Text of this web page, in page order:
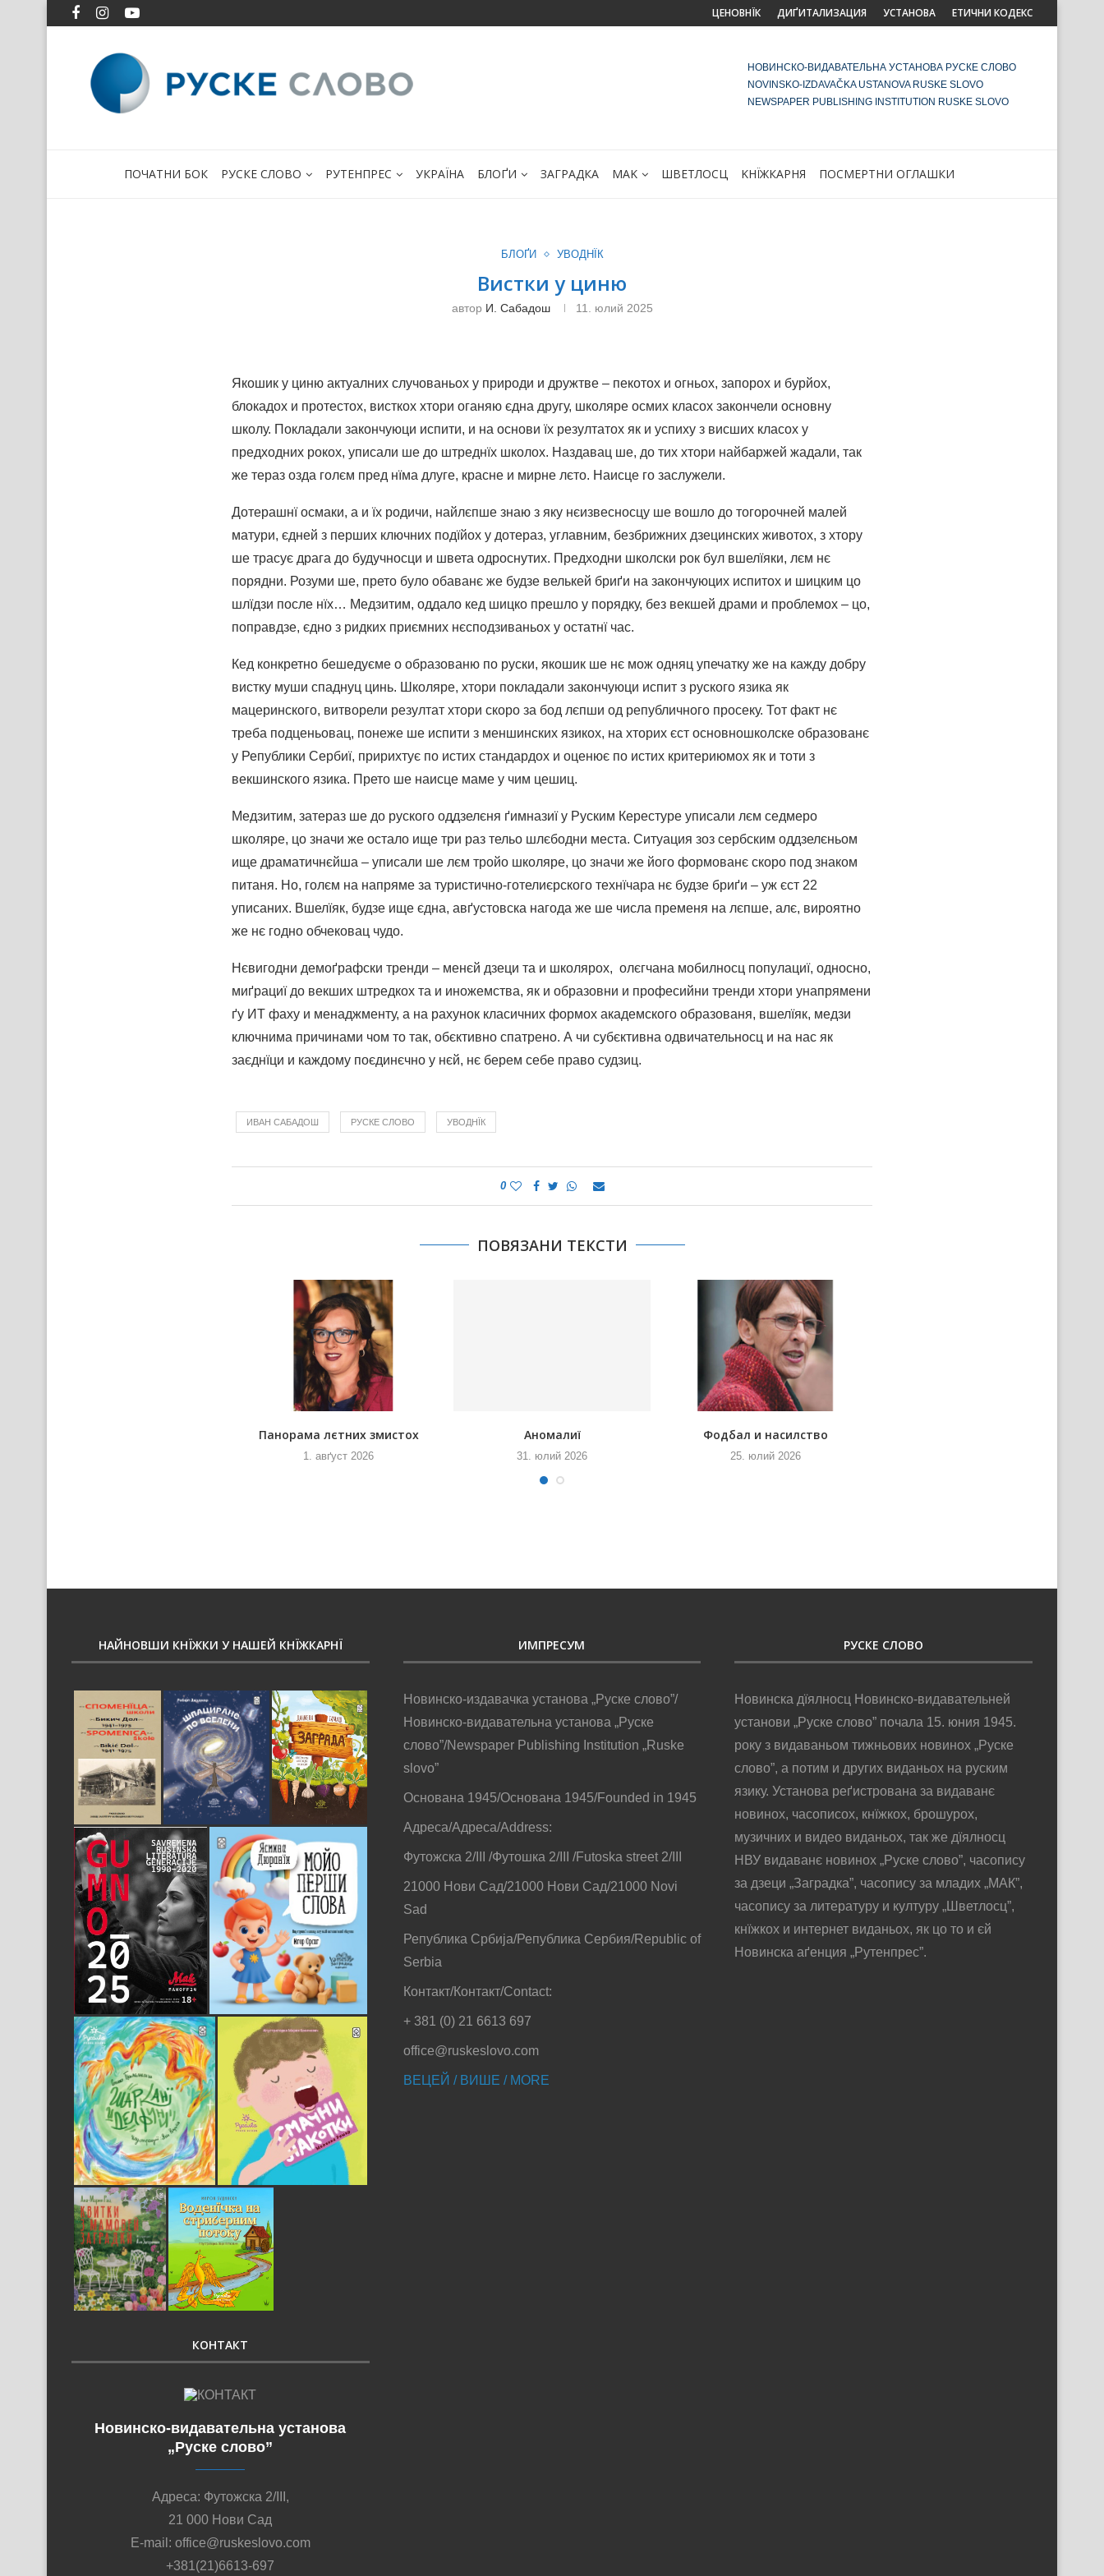
ЦЕНОВНЇК ДИҐИТАЛИЗАЦИЯ УСТАНОВА ЕТИЧНИ КОДЕКС
НОВИНСКО-ВИДАВАТЕЛЬНА УСТАНОВА РУСКЕ СЛОВО
NOVINSKO-IZDAVAČKA USTANOVA RUSKE SLOVO
NEWSPAPER PUBLISHING INSTITUTION RUSKE SLOVO
ПОЧАТНИ БОК РУСКЕ СЛОВО РУТЕНПРЕС УКРАЇНА БЛОҐИ ЗАГРАДКА МАK ШВЕТЛОСЦ KНЇЖКАРНЯ ПОСМЕРТНИ ОГЛАШКИ
БЛОҐИ УВОДНЇК
Вистки у циню
автор И. Сабадош 11. юлий 2025
Якошик у циню актуалних случованьох у природи и дружтве – пекотох и огньох, запорох и бурйох,
блокадох и протестох, висткох хтори оганяю єдна другу, школяре осмих класох закончели основну
школу. Покладали закончуюци испити, и на основи їх резултатох як и успиху з висших класох у
предходних рокох, уписали ше до штреднїх школох. Наздавац ше, до тих хтори найбаржей жадали, так
же тераз озда голєм пред нїма длуге, красне и мирне лєто. Наисце го заслужели.
Дотерашнї осмаки, а и їх родичи, найлєпше знаю з яку нєизвесносцу ше вошло до тогорочней малей
матури, єдней з перших ключних подїйох у дотераз, углавним, безбрижних дзецинских животох, з хтору
ше трасує драга до будучносци и швета одроснутих. Предходни школски рок бул вшелїяки, лєм нє
порядни. Розуми ше, прето було обаванє же будзе велькей бриґи на закончуюцих испитох и шицким цо
шлїдзи после нїх… Медзитим, оддало кед шицко прешло у порядку, без векшей драми и проблемох – цо,
поправдзе, єдно з ридких приємних нєсподзиваньох у остатнї час.
Кед конкретно бешедуєме о образованю по руски, якошик ше нє мож одняц упечатку же на кажду добру
вистку муши спаднуц цинь. Школяре, хтори покладали закончуюци испит з руского язика як
мацеринского, витворели резултат хтори скоро за бод лєпши од републичного просеку. Тот факт нє
треба подценьовац, понеже ше испити з меншинских язикох, на хторих єст основношколске образованє
у Републики Сербиї, пририхтує по истих стандардох и оценює по истих критериюмох як и тоти з
векшинского язика. Прето ше наисце маме у чим цешиц.
Медзитим, затераз ше до руского оддзелєня ґимназиї у Руским Керестуре уписали лєм седмеро
школяре, цо значи же остало ище три раз тельо шлєбодни места. Ситуация зоз сербским оддзелєньом
ище драматичнєйша – уписали ше лєм тройо школяре, цо значи же його формованє скоро под знаком
питаня. Но, голєм на напряме за туристично-готелиєрского технїчара нє будзе бриґи – уж єст 22
уписаних. Вшелїяк, будзе ище єдна, авґустовска нагода же ше числа пременя на лєпше, алє, вироятно
же нє годно обчековац чудо.
Нєвигодни демоґрафски тренди – менєй дзеци та и школярох, олєгчана мобилносц популациї, односно,
миґрациї до векших штредкох та и иножемства, як и образовни и професийни тренди хтори унапрямени
ґу ИТ фаху и менаджменту, а на рахунок класичних формох академского образованя, вшелїяк, медзи
ключнима причинами чом то так, обєктивно спатрено. А чи субєктивна одвичательносц и на нас як
заєднїци и каждому поєдинєчно у нєй, нє берем себе право судзиц.
ИВАН САБАДОШ РУСКЕ СЛОВО УВОДНЇК
0
ПОВЯЗАНИ ТЕКСТИ
Панорама лєтних змистох
1. авґуст 2026
Аномалиї
31. юлий 2026
Фодбал и насилство
25. юлий 2026
НАЙНОВШИ КНЇЖКИ У НАШЕЙ КНЇЖКАРНЇ
КОНТАКТ
Новинско-видавательна установа
„Руске слово”
Адреса: Футожска 2/III,
21 000 Нови Сад
E-mail: office@ruskeslovo.com
+381(21)6613-697
ИМПРЕСУМ
Новинско-издавачка установа „Руске слово”/
Новинско-видавательна установа „Руске
слово”/Newspaper Publishing Institution „Ruske
slovo”
Основана 1945/Основана 1945/Founded in 1945
Адреса/Адреса/Address:
Футожска 2/III /Футошка 2/III /Futoska street 2/III
21000 Нови Сад/21000 Нови Сад/21000 Novi
Sad
Република Србија/Република Сербия/Republic of
Serbia
Контакт/Контакт/Contact:
+ 381 (0) 21 6613 697
office@ruskeslovo.com
ВЕЦЕЙ / ВИШЕ / MORE
РУСКЕ СЛОВО
Новинска дїялносц Новинско-видавательней
установи „Руске слово” почала 15. юния 1945.
року з видаваньом тижньових новинох „Руске
слово”, а потим и других виданьох на руским
язику. Установа реґистрована за видаванє
новинох, часописох, кнїжкох, брошурох,
музичних и видео виданьох, так же дїялносц
НВУ видаванє новинох „Руске слово”, часопису
за дзеци „Заградка”, часопису за младих „МАК”,
часопису за литературу и културу „Шветлосц”,
кнїжкох и интернет виданьох, як цо то и єй
Новинска аґенция „Рутенпрес”.